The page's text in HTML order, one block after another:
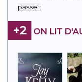
passe !
+2 ON LIT